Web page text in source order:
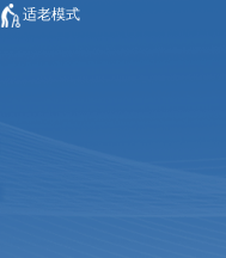
适老模式